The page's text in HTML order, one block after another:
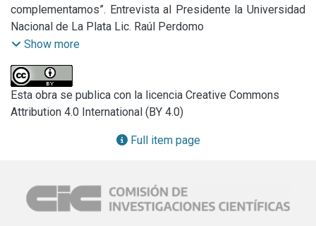
complementamos”. Entrevista al Presidente la Universidad
Nacional de La Plata Lic. Raúl Perdomo
- CEREN: Un centro enfocado en la calidad de vida de la
Nutricional y Desarrollo Infantil-CIC
- Una apuesta estratégica a la investigación en salud y
producción animal. Centro de Investigación Veterinaria de
- El CETMIC utiliza arcillas para descontaminar efluentes.
- Acuífero pampeano: hacia un uso sustentable de un
recurso estratégico. Instituto de Geología de Costas y
Show more
Esta obra se publica con la licencia Creative Commons
Attribution 4.0 International (BY 4.0)
Full item page